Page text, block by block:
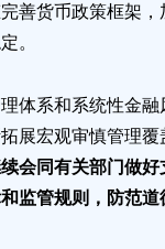
善货币政策框架
。
体系和系统性金
展宏观审慎管理
会同有关部门做
监管规则，防范道